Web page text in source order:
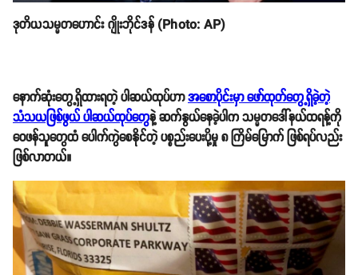
ဒုတိယသမ္မတဟောင်း ဂျိုးဘိုင်ဒန် (Photo: AP)
နောက်ဆုံးတွေ့ရှိထားရတဲ့ ပါဆယ်ထုပ်ဟာအစောပိုင်းမှာ ဖော်ထုတ်တွေ့ရှိခဲ့တဲ့
သံသယဖြစ်ဖွယ် ပါဆယ်ထုပ်တွေနဲ့ ဆက်နွယ်နေခဲ့ပါက သမ္မတဒေါ်နယ်ထရန့်ကို
ဝေဖန်သူတွေထံ ပေါက်ကွဲစေနိုင်တဲ့ ပစ္စည်းပေးပို့မှု ၈ ကြိမ်မြောက် ဖြစ်ရပ်လည်း
ဖြစ်လာတယ်။